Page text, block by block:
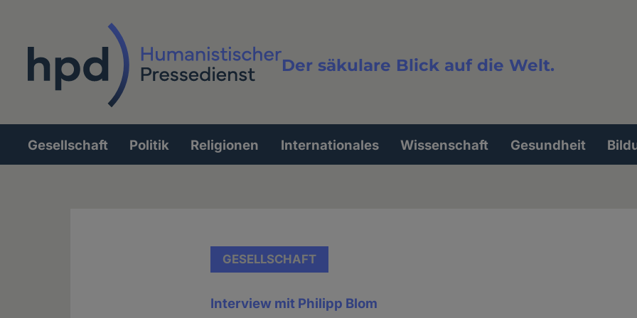
Der säkulare Blick auf die Welt.
Volltextsuche
Hauptnavigation
Gesellschaft Politik Religionen Internationales Wissenschaft Gesundheit
GESELLSCHAFT
Interview mit Philipp Blom